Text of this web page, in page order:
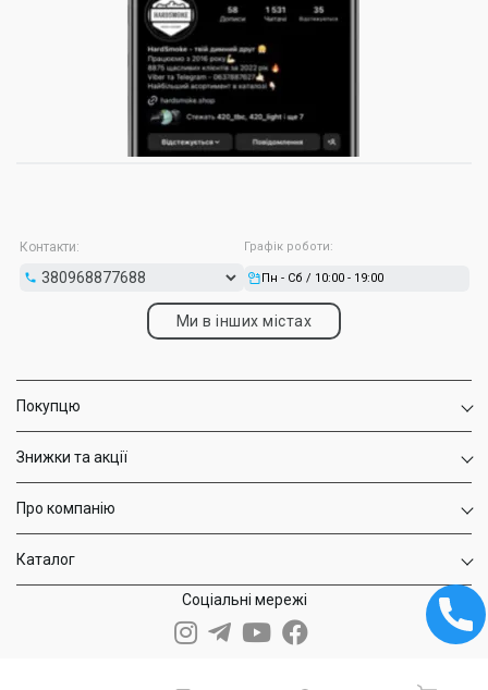
Контакти: Графік роботи:
Пн - Сб / 10:00 - 19:00
Ми в інших містах
Покупцю
Знижки та акції
Про компанію
Каталог
Соціальні мережі